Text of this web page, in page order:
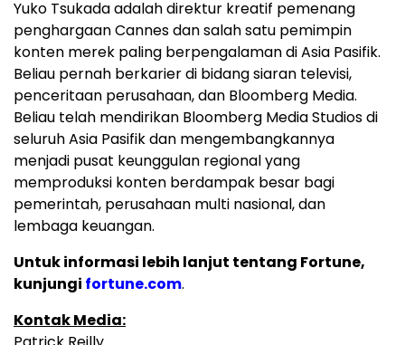
Yuko Tsukada adalah direktur kreatif pemenang
penghargaan Cannes dan salah satu pemimpin
konten merek paling berpengalaman di Asia Pasifik.
Beliau pernah berkarier di bidang siaran televisi,
penceritaan perusahaan, dan Bloomberg Media.
Beliau telah mendirikan Bloomberg Media Studios di
seluruh Asia Pasifik dan mengembangkannya
menjadi pusat keunggulan regional yang
memproduksi konten berdampak besar bagi
pemerintah, perusahaan multi nasional, dan
lembaga keuangan.
Untuk informasi lebih lanjut tentang Fortune,
kunjungi fortune.com.
Kontak Media: